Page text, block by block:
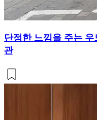
단정한 느낌을 주는
관